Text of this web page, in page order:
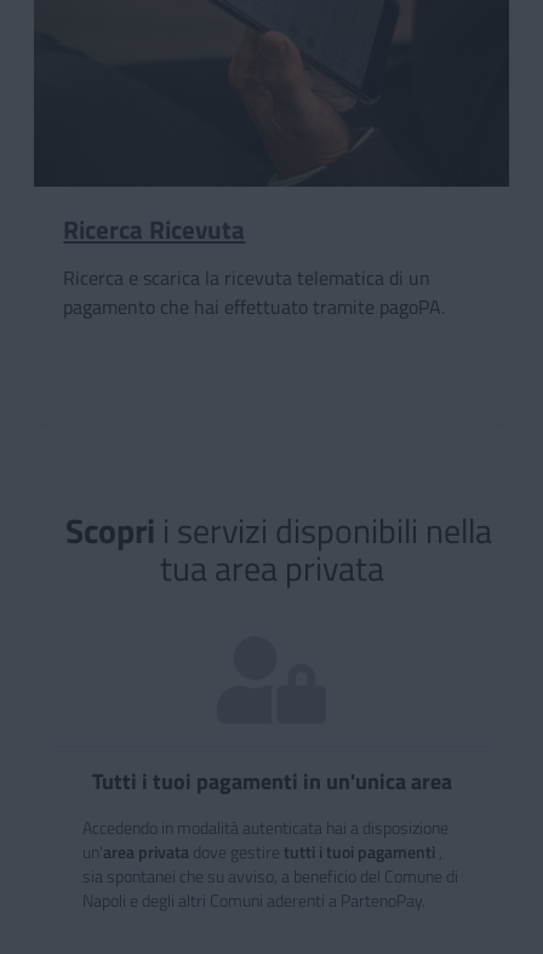
Ricerca Ricevuta
Ricerca e scarica la ricevuta telematica di un
pagamento che hai effettuato tramite pagoPA.
Scopri i servizi disponibili
Scopri i servizi disponibili nella
tua area privata
Tutti i tuoi pagamenti in un'unica area
Accedendo in modalità autenticata hai a disposizione
un'area privata dove gestire tutti i tuoi pagamenti ,
sia spontanei che su avviso, a beneficio del Comune di
Napoli e degli altri Comuni aderenti a PartenoPay.